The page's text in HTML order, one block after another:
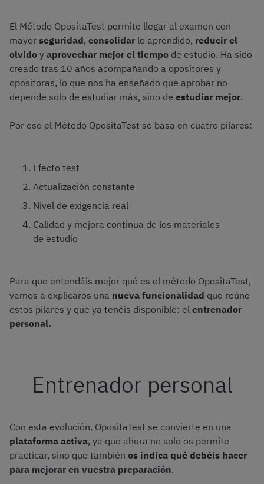
El Método OpositaTest permite llegar al examen con
mayor seguridad, consolidar lo aprendido, reducir el
olvido y aprovechar mejor el tiempo de estudio. Ha sido
creado tras 10 años acompañando a opositores y
opositoras, lo que nos ha enseñado que aprobar no
depende solo de estudiar más, sino de estudiar mejor.
Por eso el Método OpositaTest se basa en cuatro pilares:
Efecto test
Actualización constante
Nivel de exigencia real
Calidad y mejora continua de los materiales
de estudio
Para que entendáis mejor qué es el método OpositaTest,
vamos a explicaros una nueva funcionalidad que reúne
estos pilares y que ya tenéis disponible: el entrenador
personal.
Entrenador personal
Con esta evolución, OpositaTest se convierte en una
plataforma activa, ya que ahora no solo os permite
practicar, sino que también os indica qué debéis hacer
para mejorar en vuestra preparación.